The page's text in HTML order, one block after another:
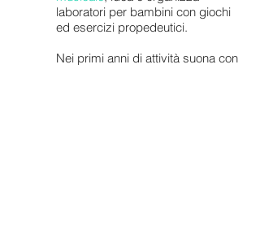
laboratori per bambini con giochi
ed esercizi propedeutici.
Nei primi anni di attività suona con